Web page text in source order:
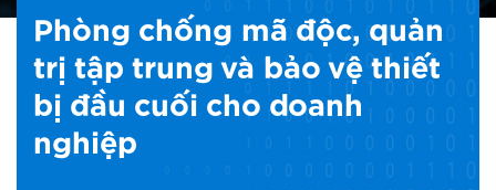
Phòng chống mã độc, quản
trị tập trung và bảo vệ thiết
bị đầu cuối cho doanh
nghiệp